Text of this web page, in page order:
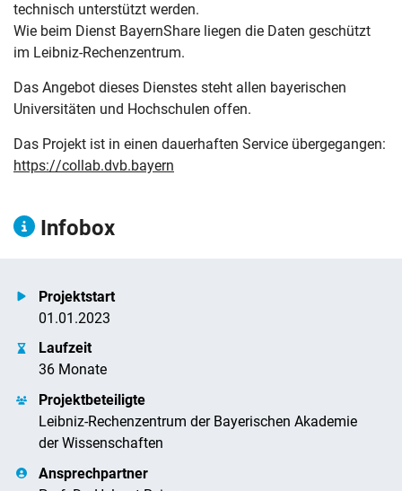
technisch unterstützt werden.
Wie beim Dienst BayernShare liegen die Daten geschützt
im Leibniz-Rechenzentrum.
Das Angebot dieses Dienstes steht allen bayerischen
Universitäten und Hochschulen offen.
Das Projekt ist in einen dauerhaften Service übergegangen:
https://collab.dvb.bayern
Infobox
Projektstart
01.01.2023
Laufzeit
36 Monate
Projektbeteiligte
Leibniz-Rechenzentrum der Bayerischen Akademie
der Wissenschaften
Ansprechpartner